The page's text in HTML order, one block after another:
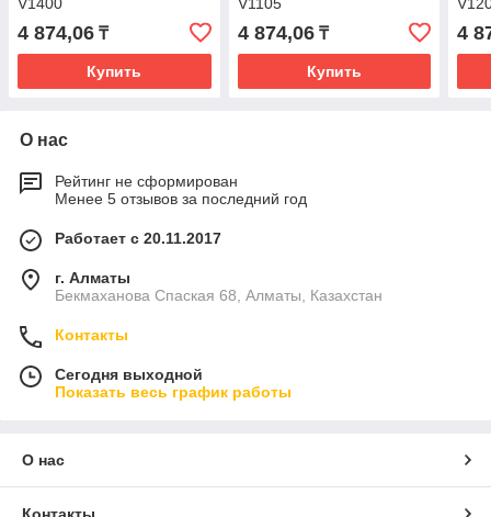
V1400
4 874,06 ₸
Купить
V1105
4 874,06₸
Купить
4
О нас
Рейтинг не сформирован
Менее 5 отзывов за последний год
Работает с 20.11.2017
г. Алматы
Бекмаханова Спаская 68, Алматы, Казахстан
Контакты
Сегодня выходной
Показать весь график работы
О нас